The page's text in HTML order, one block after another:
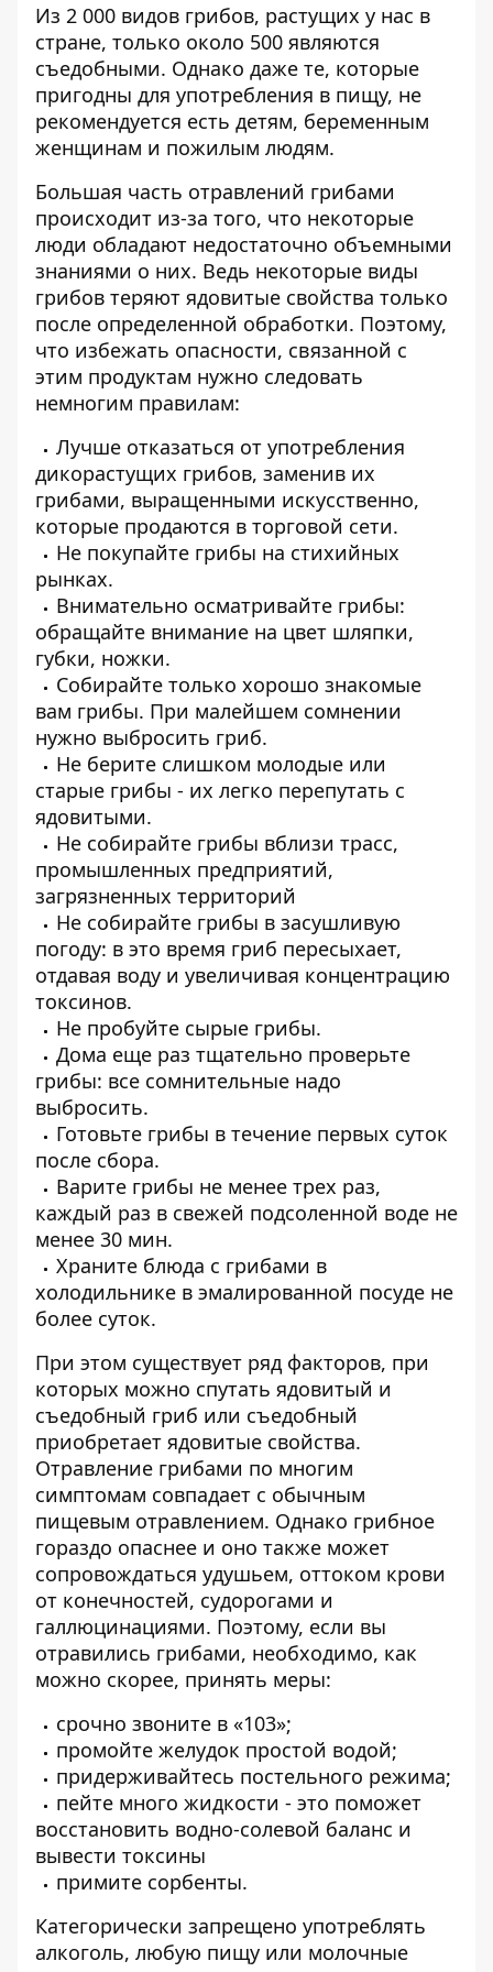
Из 2 000 видов грибов, растущих у нас в
стране, только около 500 являются
съедобными. Однако даже те, которые
пригодны для употребления в пищу, не
рекомендуется есть детям, беременным
женщинам и пожилым людям.
Большая часть отравлений грибами
происходит из-за того, что некоторые
люди обладают недостаточно объемными
знаниями о них. Ведь некоторые виды
грибов теряют ядовитые свойства только
после определенной обработки. Поэтому,
что избежать опасности, связанной с
этим продуктам нужно следовать
немногим правилам:
Лучше отказаться от употребления
дикорастущих грибов, заменив их
грибами, выращенными искусственно,
которые продаются в торговой сети.
Не покупайте грибы на стихийных
рынках.
Внимательно осматривайте грибы:
обращайте внимание на цвет шляпки,
губки, ножки.
Собирайте только хорошо знакомые
вам грибы. При малейшем сомнении
нужно выбросить гриб.
Не берите слишком молодые или
старые грибы - их легко перепутать с
ядовитыми.
Не собирайте грибы вблизи трасс,
промышленных предприятий,
загрязненных территорий
Не собирайте грибы в засушливую
погоду: в это время гриб пересыхает,
отдавая воду и увеличивая концентрацию
токсинов.
Не пробуйте сырые грибы.
Дома еще раз тщательно проверьте
грибы: все сомнительные надо
выбросить.
Готовьте грибы в течение первых суток
после сбора.
Варите грибы не менее трех раз,
каждый раз в свежей подсоленной воде не
менее 30 мин.
Храните блюда с грибами в
холодильнике в эмалированной посуде не
более суток.
При этом существует ряд факторов, при
которых можно спутать ядовитый и
съедобный гриб или съедобный
приобретает ядовитые свойства.
Отравление грибами по многим
симптомам совпадает с обычным
пищевым отравлением. Однако грибное
гораздо опаснее и оно также может
сопровождаться удушьем, оттоком крови
от конечностей, судорогами и
галлюцинациями. Поэтому, если вы
отравились грибами, необходимо, как
можно скорее, принять меры:
срочно звоните в «103»;
промойте желудок простой водой;
придерживайтесь постельного режима;
пейте много жидкости - это поможет
восстановить водно-солевой баланс и
вывести токсины
примите сорбенты.
Категорически запрещено употреблять
алкоголь, любую пищу или молочные